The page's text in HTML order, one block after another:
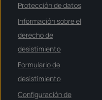
f
g
b
r
Protección de datos
Información sobre el
derecho de
desistimiento
Formulario de
desistimiento
Configuración de